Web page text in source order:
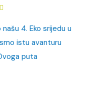
4. Eko srijedu u
istu avanturu
puta